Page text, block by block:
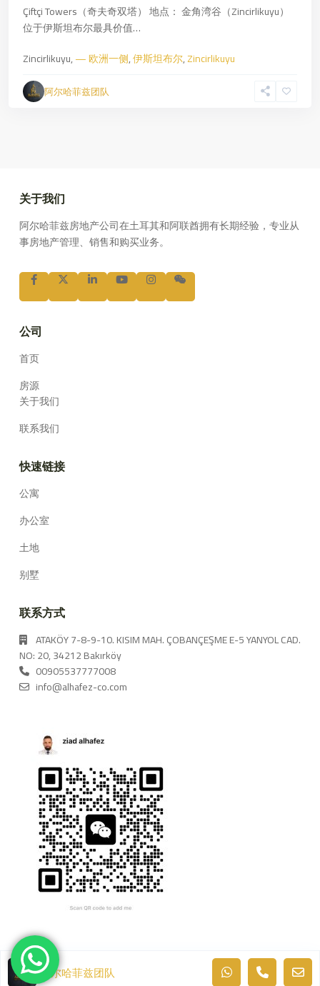
Çiftçi Towers（奇夫奇双塔） 地点： 金角湾谷（Zincirlikuyu）
位于伊斯坦布尔最具价值…
Zincirlikuyu,— 欧洲一侧,伊斯坦布尔,Zincirlikuyu
阿尔哈菲兹团队
关于我们
阿尔哈菲兹房地产公司在土耳其和阿联酋拥有长期经验，专业从
事房地产管理、销售和购买业务。
公司
首页
房源
关于我们
联系我们
快速链接
公寓
办公室
土地
别墅
联系方式
ATAKÖY 7-8-9-10. KISIM MAH. ÇOBANÇEŞME E-5 YANYOL CAD.
NO: 20, 34212 Bakırköy
00905537777008
info@alhafez-co.com
阿尔哈菲兹团队